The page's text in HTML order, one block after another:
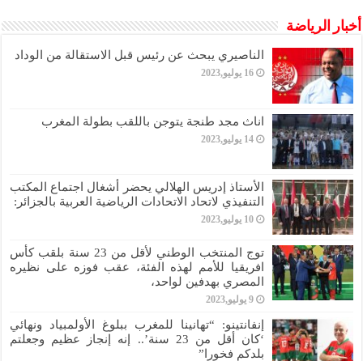
أخبار الرياضة
الناصيري يبحث عن رئيس قبل الاستقالة من الوداد
16 يوليو,2023
اناث مجد طنجة يتوجن باللقب بطولة المغرب
14 يوليو,2023
الأستاذ إدريس الهلالي يحضر أشغال اجتماع المكتب
التنفيذي لاتحاد الاتحادات الرياضية العربية بالجزائر:
10 يوليو,2023
توج المنتخب الوطني لأقل من 23 سنة بلقب كأس
افريقيا للأمم لهذه الفئة، عقب فوزه على نظيره
المصري بهدفين لواحد،
9 يوليو,2023
إنفانتينو: “تهانينا للمغرب ببلوغ الأولمبياد ونهائي
‘كان أقل من 23 سنة’.. إنه إنجاز عظيم وجعلتم
بلدكم فخورا”